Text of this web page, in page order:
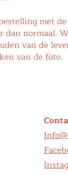
met
dan normaal.
van de
van de foto.